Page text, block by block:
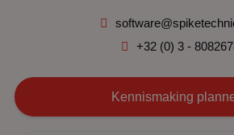
+32 (0) 3 -
Kennismaking